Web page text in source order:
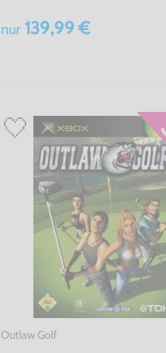
nur 139,99 €
Outlaw Golf